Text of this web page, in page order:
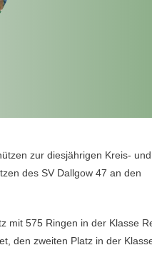
zur diesjährigen Kreis- und
des SV Dallgow 47 an den
mit 575 Ringen in der Klasse
den zweiten Platz in der